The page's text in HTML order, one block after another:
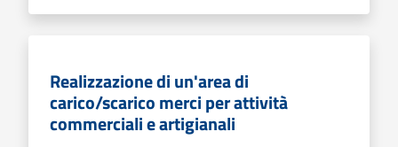
Realizzazione di un'area di
carico/scarico merci per attività
commerciali e artigianali